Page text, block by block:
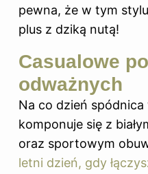
pewna, że w tym
plus z dziką nutą!
Casualowe
odważnych
Na co dzień
komponuje się z
oraz sportowym
letni dzień, gdy